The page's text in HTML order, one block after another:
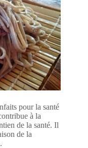
pour la santé
à la
de la santé. Il
de la